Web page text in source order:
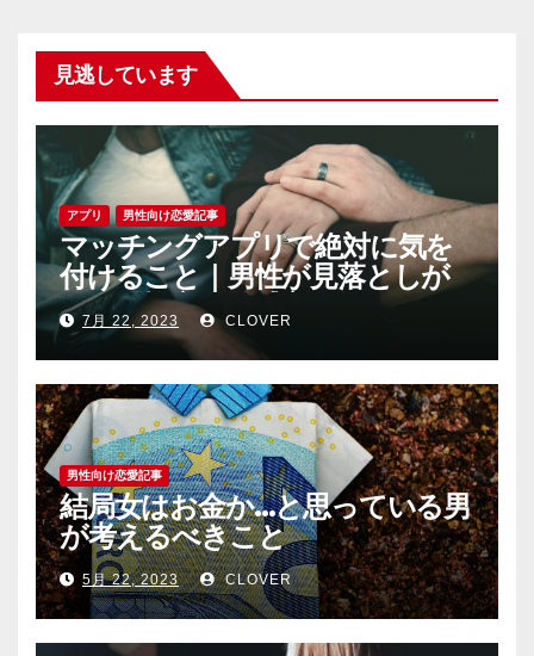
見逃しています
アプリ 男性向け恋愛記事
マッチングアプリで絶対に気を
付けること｜男性が見落としが
ちな恐怖心と警戒心
7月 22, 2023 CLOVER
男性向け恋愛記事
結局女はお金か…と思っている男
が考えるべきこと
5月 22, 2023 CLOVER